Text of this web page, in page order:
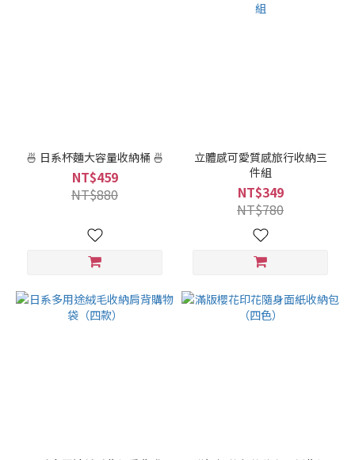
🍜 日系杯麵大容量收納桶 🍜
NT$459
NT$880
立體感可愛質感旅行收納三
件組
NT$349
NT$780